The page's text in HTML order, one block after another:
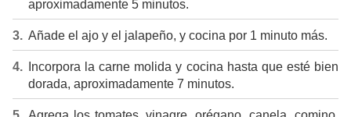
aproximadamente 5 minutos.
Añade el ajo y el jalapeño, y cocina por 1 minuto más.
Incorpora la carne molida y cocina hasta que esté bien
dorada, aproximadamente 7 minutos.